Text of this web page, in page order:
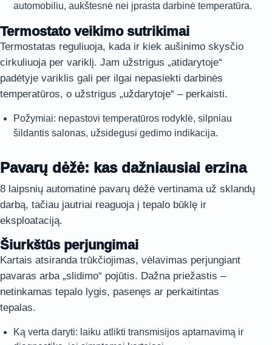
automobiliu, aukštesnė nei įprasta darbinė temperatūra.
Termostato veikimo sutrikimai
Termostatas reguliuoja, kada ir kiek aušinimo skysčio
cirkuliuoja per variklį. Jam užstrigus „atidarytoje“
padėtyje variklis gali per ilgai nepasiekti darbinės
temperatūros, o užstrigus „uždarytoje“ – perkaisti.
Požymiai: nepastovi temperatūros rodyklė, silpniau
šildantis salonas, užsidegusi gedimo indikacija.
Pavarų dėžė: kas dažniausiai erzina
8 laipsnių automatinė pavarų dėžė vertinama už sklandų
darbą, tačiau jautriai reaguoja į tepalo būklę ir
eksploataciją.
Šiurkštūs perjungimai
Kartais atsiranda trūkčiojimas, vėlavimas perjungiant
pavaras arba „slidimo“ pojūtis. Dažna priežastis –
netinkamas tepalo lygis, pasenęs ar perkaitintas
tepalas.
Ką verta daryti: laiku atlikti transmisijos aptarnavimą ir